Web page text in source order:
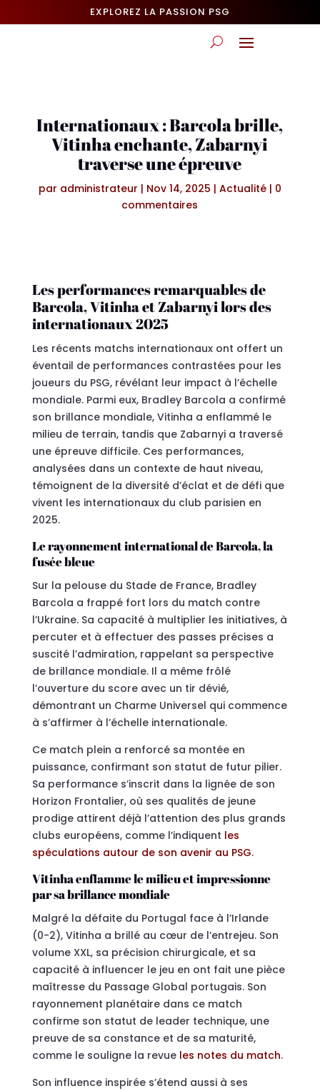
EXPLOREZ LA PASSION PSG
Internationaux : Barcola brille,
Vitinha enchante, Zabarnyi
traverse une épreuve
par administrateur | Nov 14, 2025 | Actualité| 0
commentaires
Les performances remarquables de
Barcola, Vitinha et Zabarnyi lors des
internationaux 2025
Les récents matchs internationaux ont offert un
éventail de performances contrastées pour les
joueurs du PSG, révélant leur impact à l’échelle
mondiale. Parmi eux, Bradley Barcola a confirmé
son brillance mondiale, Vitinha a enflammé le
milieu de terrain, tandis que Zabarnyi a traversé
une épreuve difficile. Ces performances,
analysées dans un contexte de haut niveau,
témoignent de la diversité d’éclat et de défi que
vivent les internationaux du club parisien en
2025.
Le rayonnement international de Barcola, la
fusée bleue
Sur la pelouse du Stade de France, Bradley
Barcola a frappé fort lors du match contre
l’Ukraine. Sa capacité à multiplier les initiatives, à
percuter et à effectuer des passes précises a
suscité l’admiration, rappelant sa perspective
de brillance mondiale. Il a même frôlé
l’ouverture du score avec un tir dévié,
démontrant un Charme Universel qui commence
à s’affirmer à l’échelle internationale.
Ce match plein a renforcé sa montée en
puissance, confirmant son statut de futur pilier.
Sa performance s’inscrit dans la lignée de son
Horizon Frontalier, où ses qualités de jeune
prodige attirent déjà l’attention des plus grands
clubs européens, comme l’indiquent les
spéculations autour de son avenir au PSG.
Vitinha enflamme le milieu et impressionne
par sa brillance mondiale
Malgré la défaite du Portugal face à l’Irlande
(0-2), Vitinha a brillé au cœur de l’entrejeu. Son
volume XXL, sa précision chirurgicale, et sa
capacité à influencer le jeu en ont fait une pièce
maîtresse du Passage Global portugais. Son
rayonnement planétaire dans ce match
confirme son statut de leader technique, une
preuve de sa constance et de sa maturité,
comme le souligne la revue les notes du match.
Son influence inspirée s’étend aussi à ses